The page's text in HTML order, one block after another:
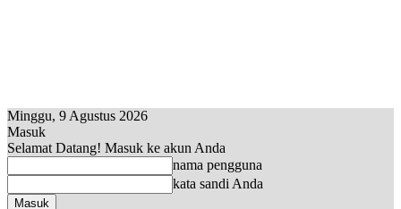
Minggu, 9 Agustus 2026
Masuk
Selamat Datang! Masuk ke akun Anda
nama pengguna
kata sandi Anda